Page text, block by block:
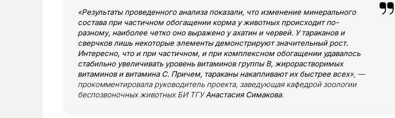
«Результаты проведенного анализа показали, что изменение минерального
состава при частичном обогащении корма у животных происходит по-
разному, наиболее четко оно выражено у ахатин и червей. У тараканов и
сверчков лишь некоторые элементы демонстрируют значительный рост.
Интересно, что и при частичном, и при комплексном обогащении удавалось
стабильно увеличивать уровень витаминов группы В, жирорастворимых
витаминов и витамина С. Причем, тараканы накапливают их быстрее всех», —
прокомментировала руководитель проекта, заведующая кафедрой зоологии
беспозвоночных животных БИ ТГУАнастасия Симакова.